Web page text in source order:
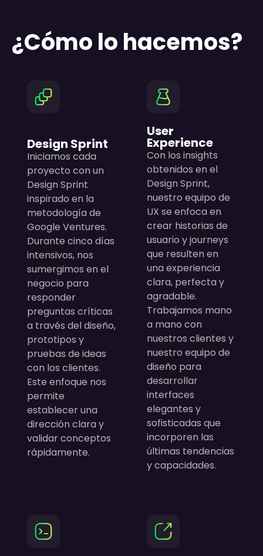
¿Cómo lo hacemos?
Design Sprint
Iniciamos cada
proyecto con un
Design Sprint
inspirado en la
metodología de
Google Ventures.
Durante cinco días
intensivos, nos
sumergimos en el
negocio para
responder
preguntas críticas
a través del diseño,
prototipos y
pruebas de ideas
con los clientes.
Este enfoque nos
permite
establecer una
dirección clara y
validar conceptos
rápidamente.
User
Experience
Con los insights
obtenidos en el
Design Sprint,
nuestro equipo de
UX se enfoca en
crear historias de
usuario y journeys
que resulten en
una experiencia
clara, perfecta y
agradable.
Trabajamos mano
a mano con
nuestros clientes y
nuestro equipo de
diseño para
desarrollar
interfaces
elegantes y
sofisticadas que
incorporen las
últimas tendencias
y capacidades.